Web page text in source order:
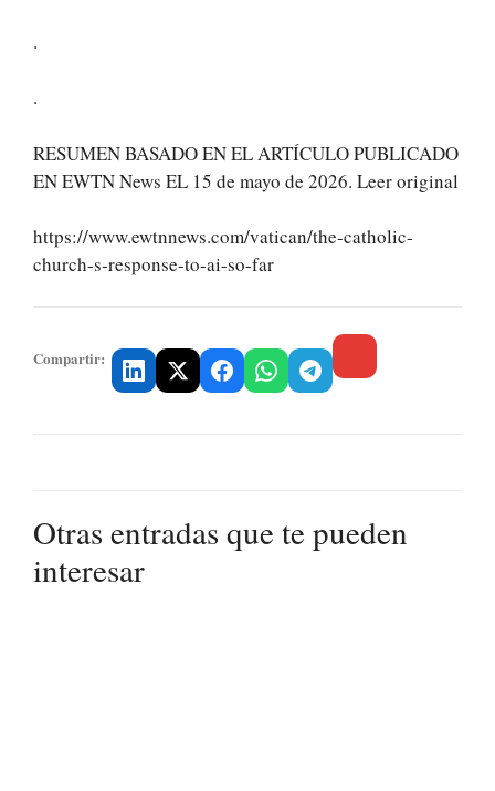
.
.
RESUMEN BASADO EN EL ARTÍCULO PUBLICADO
EN EWTN News EL 15 de mayo de 2026. Leer original
https://www.ewtnnews.com/vatican/the-catholic-
church-s-response-to-ai-so-far
Compartir:
Otras entradas que te pueden
interesar